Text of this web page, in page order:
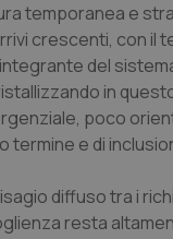
Chirurgia
Oncologia
Pediatria
urogenitali
temporanea e
crescenti, con il
del
in
poco
termine e di
diffuso tra i
resta